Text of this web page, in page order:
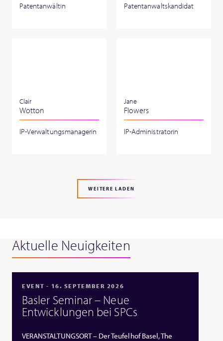
Patentanwältin Patentanwaltskandidat
Clair
Wotton
IP-Verwaltungsmanagerin
Jane
Flowers
IP-Administratorin
WEITERE LADEN
Aktuelle Neuigkeiten
EVENT - 16. SEPTEMBER 2026
Basler Seminar – Neue
Entwicklungen bei SPCs
VERANSTALTUNGSORT – Der Teufelhof Basel, The